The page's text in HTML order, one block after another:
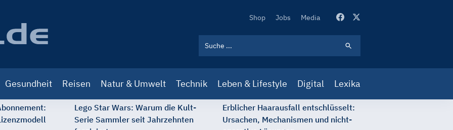
Secondary
Shop Jobs Media
Gesundheit Reisen Natur & Umwelt Technik Leben & Lifestyle Digital Lexika
Lego Star Wars: Warum die Kult-
Serie Sammler seit Jahrzehnten
Erblicher Haarausfall entschlüsselt:
Ursachen, Mechanismen und nicht-